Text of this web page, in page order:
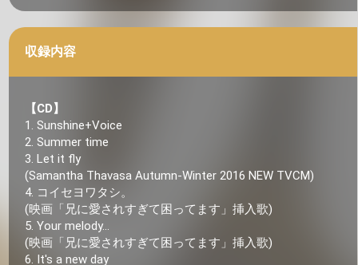
収録内容
【CD】
1. Sunshine+Voice
2. Summer time
3. Let it fly
(Samantha Thavasa Autumn-Winter 2016 NEW TVCM)
4. コイセヨワタシ。
(映画「兄に愛されすぎて困ってます」挿入歌)
5. Your melody...
(映画「兄に愛されすぎて困ってます」挿入歌)
6. It's a new day